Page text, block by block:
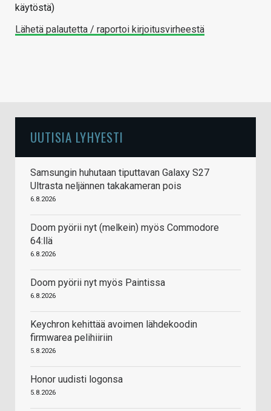
käytöstä)
Lähetä palautetta / raportoi kirjoitusvirheestä
UUTISIA LYHYESTI
Samsungin huhutaan tiputtavan Galaxy S27
Ultrasta neljännen takakameran pois
6.8.2026
Doom pyörii nyt (melkein) myös Commodore
64:llä
6.8.2026
Doom pyörii nyt myös Paintissa
6.8.2026
Keychron kehittää avoimen lähdekoodin
firmwarea pelihiiriin
5.8.2026
Honor uudisti logonsa
5.8.2026